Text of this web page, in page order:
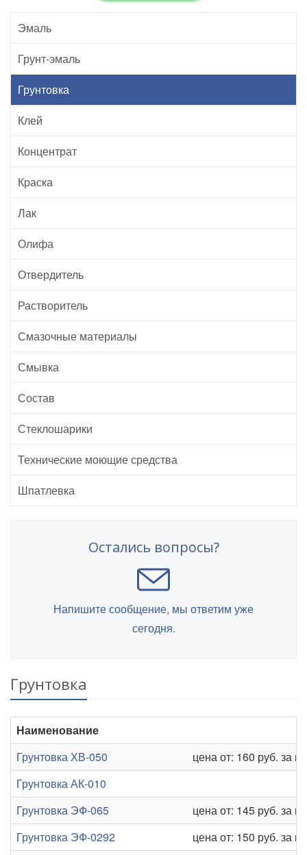
Эмаль
Грунт-эмаль
Грунтовка
Клей
Концентрат
Краска
Лак
Олифа
Отвердитель
Растворитель
Смазочные материалы
Смывка
Состав
Стеклошарики
Технические моющие средства
Шпатлевка
Остались вопросы?
Напишите сообщение, мы ответим уже
сегодня.
Грунтовка
Наименование
Грунтовка ХВ-050
цена от: 160 руб. за кг
Грунтовка АК-010
Грунтовка ЭФ-065
цена от: 145 руб. за кг
Грунтовка ЭФ-0292
цена от: 150 руб. за кг